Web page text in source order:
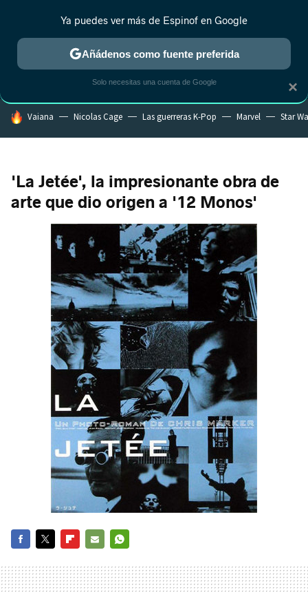
ESTRENOS REALITY ANIME RANKINGS CINE
HOY SE HABLA DE
Vaiana Nicolas Cage Las guerreras K-Pop Marvel Star
'La Jetée', la impresionante obra de
arte que dio origen a '12 Monos'
MAIL
×
Ya puedes ver más de Espinof en Google
Añádenos como fuente preferida
Solo necesitas una cuenta de Google